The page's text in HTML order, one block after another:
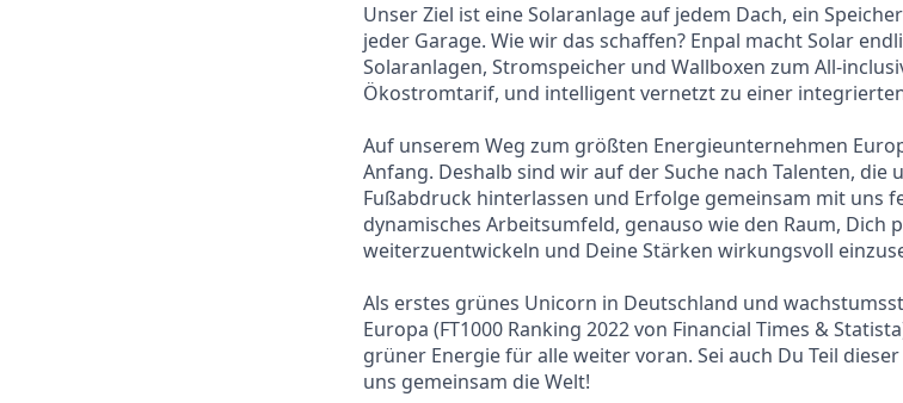
Unser Ziel ist eine Solaranlage auf jedem Dach, ein
jeder Garage. Wie wir das schaffen? Enpal macht Solar
Solaranlagen, Stromspeicher und Wallboxen zum All-
Ökostromtarif, und intelligent vernetzt zu einer
Auf unserem Weg zum größten Energieunternehmen
Anfang. Deshalb sind wir auf der Suche nach Talenten, die
Fußabdruck hinterlassen und Erfolge gemeinsam mit uns
dynamisches Arbeitsumfeld, genauso wie den Raum, Dich
weiterzuentwickeln und Deine Stärken wirkungsvoll
Als erstes grünes Unicorn in Deutschland und
Europa (FT1000 Ranking 2022 von Financial Times &
grüner Energie für alle weiter voran. Sei auch Du Teil
uns gemeinsam die Welt!